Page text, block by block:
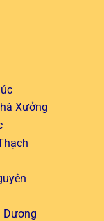
Xưởng
Dương